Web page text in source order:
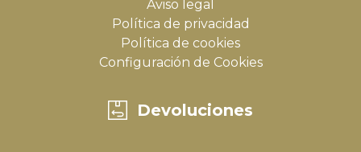
Aviso legal
Política de privacidad
Política de cookies
Configuración de Cookies
Devoluciones